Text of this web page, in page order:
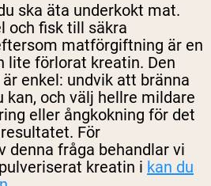
ska äta underkokt mat.
och fisk till säkra
matförgiftning är en
lite förlorat kreatin. Den
enkel: undvik att bränna
kan, och välj hellre mildare
eller ångkokning för det
För
denna fråga behandlar vi
kreatin i kan du